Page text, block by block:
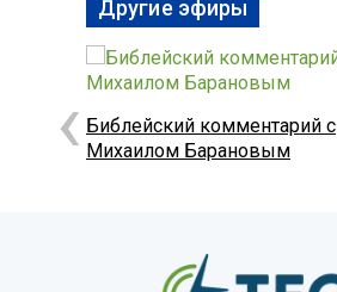
Другие эфиры
Библейский комментарий с
Михаилом Барановым
‹